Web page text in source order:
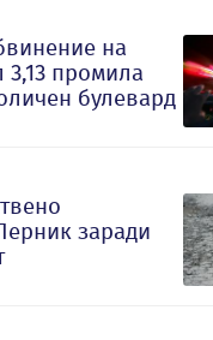
на
промила
булевард
заради